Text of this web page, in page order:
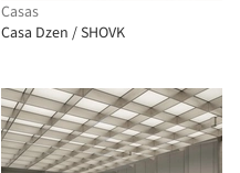
Casas
Casa Dzen / SHOVK